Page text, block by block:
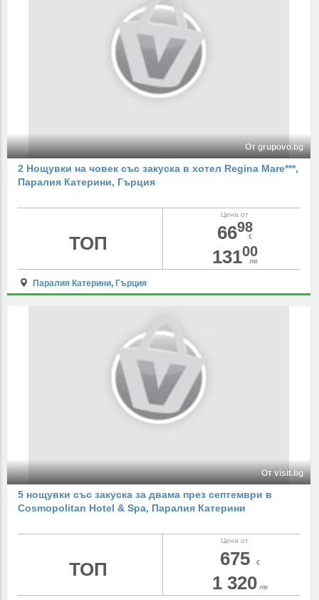
От grupovo.bg
2 Нощувки на човек със закуска в хотел Regina Mare***,
Паралия Катерини, Гърция
Цена от
6698
€
13100
лв
ТОП
Паралия Катерини, Гърция
От visit.bg
5 нощувки със закуска за двама през септември в
Cosmopolitan Hotel & Spa, Паралия Катерини
Цена от
675 €
1 320 лв
ТОП